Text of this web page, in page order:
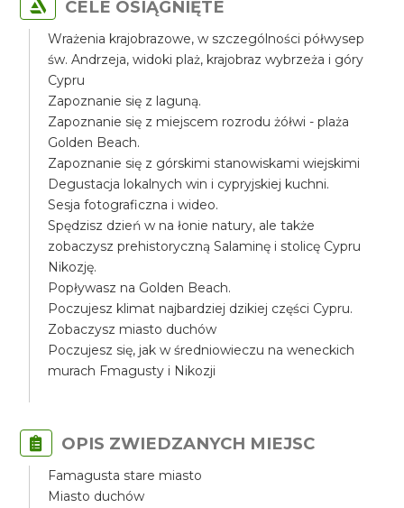
CELE OSIĄGNIĘTE
Wrażenia krajobrazowe, w szczególności półwysep
św. Andrzeja, widoki plaż, krajobraz wybrzeża i góry
Cypru
Zapoznanie się z laguną.
Zapoznanie się z miejscem rozrodu żółwi - plaża
Golden Beach.
Zapoznanie się z górskimi stanowiskami wiejskimi
Degustacja lokalnych win i cypryjskiej kuchni.
Sesja fotograficzna i wideo.
Spędzisz dzień w na łonie natury, ale także
zobaczysz prehistoryczną Salaminę i stolicę Cypru
Nikozję.
Popływasz na Golden Beach.
Poczujesz klimat najbardziej dzikiej części Cypru.
Zobaczysz miasto duchów
Poczujesz się, jak w średniowieczu na weneckich
murach Fmagusty i Nikozji
OPIS ZWIEDZANYCH MIEJSC
Famagusta stare miasto
Miasto duchów